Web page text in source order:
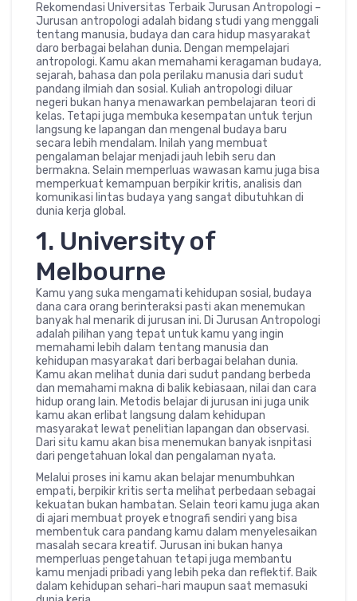
Rekomendasi Universitas Terbaik Jurusan Antropologi –
Jurusan antropologi adalah bidang studi yang menggali
tentang manusia, budaya dan cara hidup masyarakat
daro berbagai belahan dunia. Dengan mempelajari
antropologi. Kamu akan memahami keragaman budaya,
sejarah, bahasa dan pola perilaku manusia dari sudut
pandang ilmiah dan sosial. Kuliah antropologi diluar
negeri bukan hanya menawarkan pembelajaran teori di
kelas. Tetapi juga membuka kesempatan untuk terjun
langsung ke lapangan dan mengenal budaya baru
secara lebih mendalam. Inilah yang membuat
pengalaman belajar menjadi jauh lebih seru dan
bermakna. Selain memperluas wawasan kamu juga bisa
memperkuat kemampuan berpikir kritis, analisis dan
komunikasi lintas budaya yang sangat dibutuhkan di
dunia kerja global.
1. University of
Melbourne
Kamu yang suka mengamati kehidupan sosial, budaya
dana cara orang berinteraksi pasti akan menemukan
banyak hal menarik di jurusan ini. Di Jurusan Antropologi
adalah pilihan yang tepat untuk kamu yang ingin
memahami lebih dalam tentang manusia dan
kehidupan masyarakat dari berbagai belahan dunia.
Kamu akan melihat dunia dari sudut pandang berbeda
dan memahami makna di balik kebiasaan, nilai dan cara
hidup orang lain. Metodis belajar di jurusan ini juga unik
kamu akan erlibat langsung dalam kehidupan
masyarakat lewat penelitian lapangan dan observasi.
Dari situ kamu akan bisa menemukan banyak isnpitasi
dari pengetahuan lokal dan pengalaman nyata.
Melalui proses ini kamu akan belajar menumbuhkan
empati, berpikir kritis serta melihat perbedaan sebagai
kekuatan bukan hambatan. Selain teori kamu juga akan
di ajari membuat proyek etnografi sendiri yang bisa
membentuk cara pandang kamu dalam menyelesaikan
masalah secara kreatif. Jurusan ini bukan hanya
memperluas pengetahuan tetapi juga membantu
kamu menjadi pribadi yang lebih peka dan reflektif. Baik
dalam kehidupan sehari-hari maupun saat memasuki